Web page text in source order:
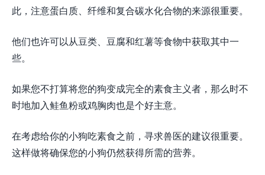
此，注意蛋白质、纤维和复合碳水化合物的来源很重要。
他们也许可以从豆类、豆腐和红薯等食物中获取其中一
些。
如果您不打算将您的狗变成完全的素食主义者，那么时不
时地加入鲑鱼粉或鸡胸肉也是个好主意。
在考虑给你的小狗吃素食之前，寻求兽医的建议很重要。
这样做将确保您的小狗仍然获得所需的营养。